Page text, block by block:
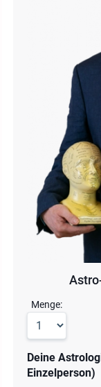
Menge:
Deine
Einzelperson)